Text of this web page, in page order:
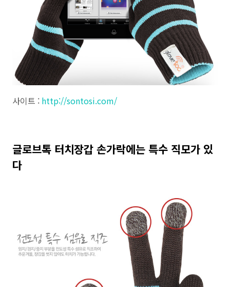
사이트 : http://sontosi.com/
글로브톡 터치장갑 손가락에는 특수 직모가 있
다